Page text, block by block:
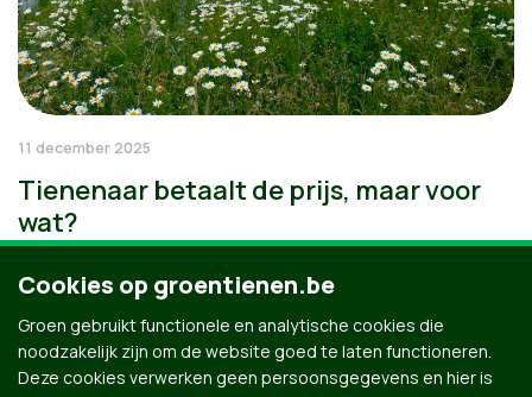
11 december 2025
Tienenaar betaalt de prijs, maar voor
wat?
Cookies op groentienen.be
Groen gebruikt functionele en analytische cookies die
noodzakelijk zijn om de website goed te laten functioneren.
Deze cookies verwerken geen persoonsgegevens en hier is